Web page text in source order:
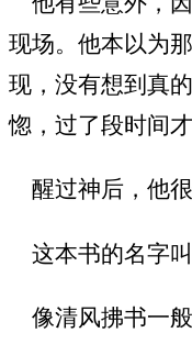
现场。他本以为
现，没有想到真
惚，过了段时间才
醒过神后，他很
这本书的名字叫
像清风拂书一